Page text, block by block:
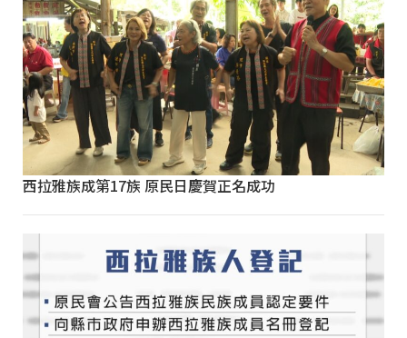
西拉雅族成第17族 原民日慶賀正名成功